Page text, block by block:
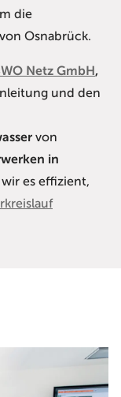
die
Osnabrück.
Netz GmbH,
und den
von
in
es effizient,